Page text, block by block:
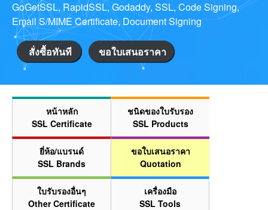
GoGetSSL, RapidSSL, Godaddy, SSL, Code Signing,
Email S/MIME Certificate, Document Signing
สั่งซื้อทันที ขอใบเสนอราคา
หน้าหลัก
SSL Certificate
ชนิดของใบรับรอง
SSL Products
ยี่ห้อ/แบรนด์
SSL Brands
ขอใบเสนอราคา
Quotation
ใบรับรองอื่นๆ
Other Certificate
เครื่องมือ
SSL Tools